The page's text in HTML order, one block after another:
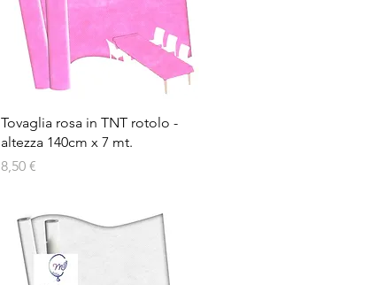
Vista rapida
Tovaglia rosa in TNT rotolo -
altezza 140cm x 7 mt.
Prezzo
8,50 €